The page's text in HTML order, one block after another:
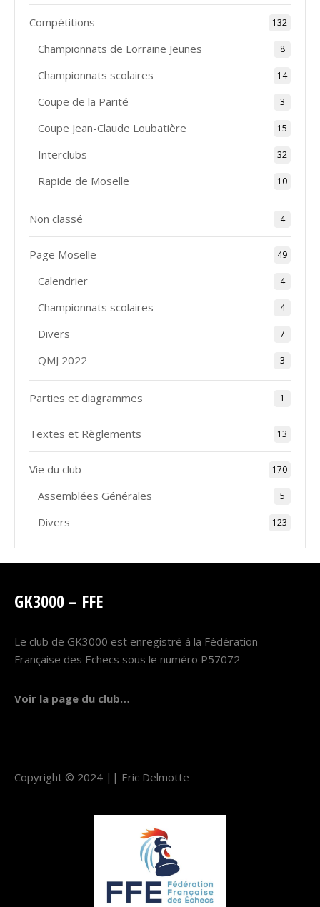
Compétitions 132
Championnats de Lorraine Jeunes 8
Championnats scolaires 14
Coupe de la Parité 3
Coupe Jean-Claude Loubatière 15
Interclubs 32
Rapide de Moselle 10
Non classé 4
Page Moselle 49
Calendrier 4
Championnats scolaires 4
Divers 7
QMJ 2022 3
Parties et diagrammes 1
Textes et Règlements 13
Vie du club 170
Assemblées Générales 5
Divers 123
GK3000 – FFE
Le club de GK3000 est enregistré à la Fédération
Française des Echecs sous le numéro P57072
Voir la page du club…
Copyright © 2024 || Eric Delmotte